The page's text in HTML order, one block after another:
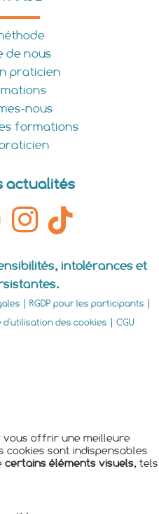
de nous
praticien
nous
formations
actualités
intolérances et
RGDP pour les participants
d'utilisation des cookies CGU
vous offrir une meilleure
sont indispensables
certains éléments visuels, tels